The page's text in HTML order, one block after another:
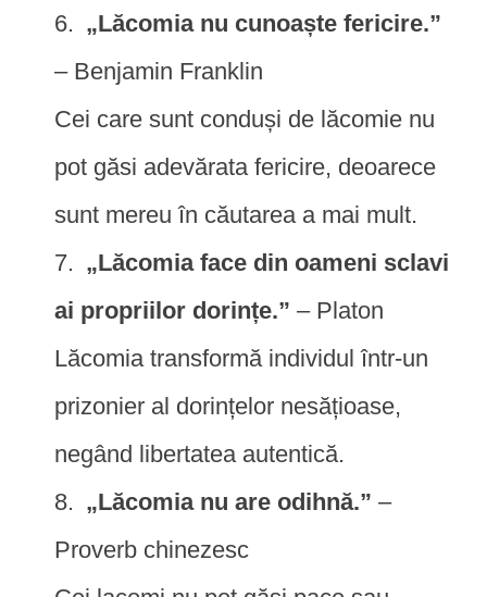
„Lăcomia nu cunoaște fericire.”
– Benjamin Franklin
Cei care sunt conduși de lăcomie nu
pot găsi adevărata fericire, deoarece
sunt mereu în căutarea a mai mult.
„Lăcomia face din oameni sclavi
ai propriilor dorințe.” – Platon
Lăcomia transformă individul într-un
prizonier al dorințelor nesățioase,
negând libertatea autentică.
„Lăcomia nu are odihnă.” –
Proverb chinezesc